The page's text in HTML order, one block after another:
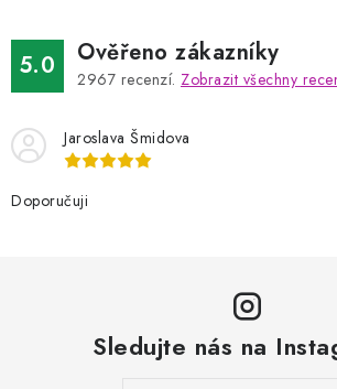
5.0 Ověřeno zákazníky
2967 recenzí. Zobrazit všechny
Jaroslava Šmidova
Doporučuji
Sledujte nás na